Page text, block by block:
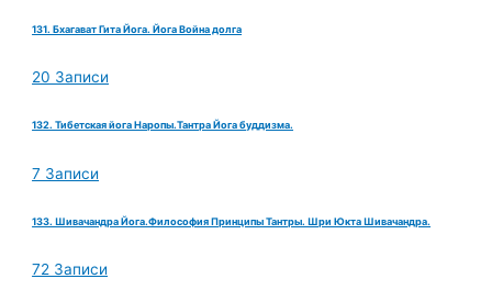
131. Бхагават Гита Йога. Йога Война долга
20 Записи
132. Тибетская йога Наропы.Тантра Йога буддизма.
7 Записи
133. Шивачандра Йога.Философия Принципы Тантры. Шри Юкта Шивачандра.
72 Записи